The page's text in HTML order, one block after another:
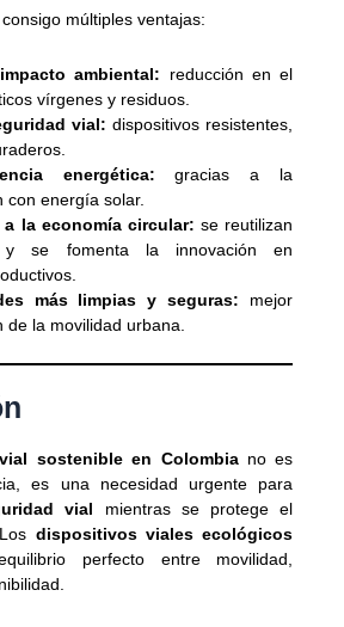
múltiples ventajas:
ambiental: reducción en el
vírgenes y residuos.
vial: dispositivos resistentes,
energética: gracias a la
con energía solar.
a la economía circular: se reutilizan
y se fomenta la innovación en
más limpias y seguras: mejor
de la movilidad urbana.
sostenible en Colombiano es
es una necesidad urgente para
vial mientras se protege el
dispositivos viales ecológicos
perfecto entre movilidad,